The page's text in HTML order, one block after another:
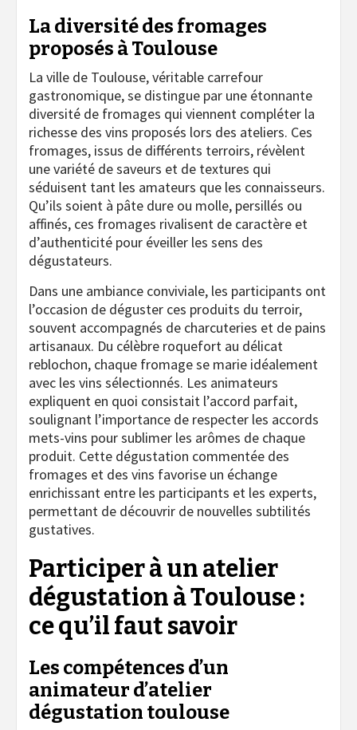
La diversité des fromages
proposés à Toulouse
La ville de Toulouse, véritable carrefour
gastronomique, se distingue par une étonnante
diversité de fromages qui viennent compléter la
richesse des vins proposés lors des ateliers. Ces
fromages, issus de différents terroirs, révèlent
une variété de saveurs et de textures qui
séduisent tant les amateurs que les connaisseurs.
Qu’ils soient à pâte dure ou molle, persillés ou
affinés, ces fromages rivalisent de caractère et
d’authenticité pour éveiller les sens des
dégustateurs.
Dans une ambiance conviviale, les participants ont
l’occasion de déguster ces produits du terroir,
souvent accompagnés de charcuteries et de pains
artisanaux. Du célèbre roquefort au délicat
reblochon, chaque fromage se marie idéalement
avec les vins sélectionnés. Les animateurs
expliquent en quoi consistait l’accord parfait,
soulignant l’importance de respecter les accords
mets-vins pour sublimer les arômes de chaque
produit. Cette dégustation commentée des
fromages et des vins favorise un échange
enrichissant entre les participants et les experts,
permettant de découvrir de nouvelles subtilités
gustatives.
Participer à un atelier
dégustation à Toulouse :
ce qu’il faut savoir
Les compétences d’un
animateur d’atelier
dégustation toulouse